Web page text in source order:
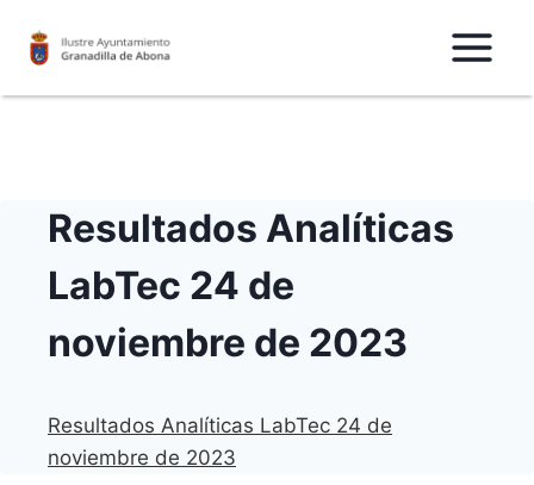
Resultados Analíticas
LabTec 24 de
noviembre de 2023
Resultados Analíticas LabTec 24 de
noviembre de 2023